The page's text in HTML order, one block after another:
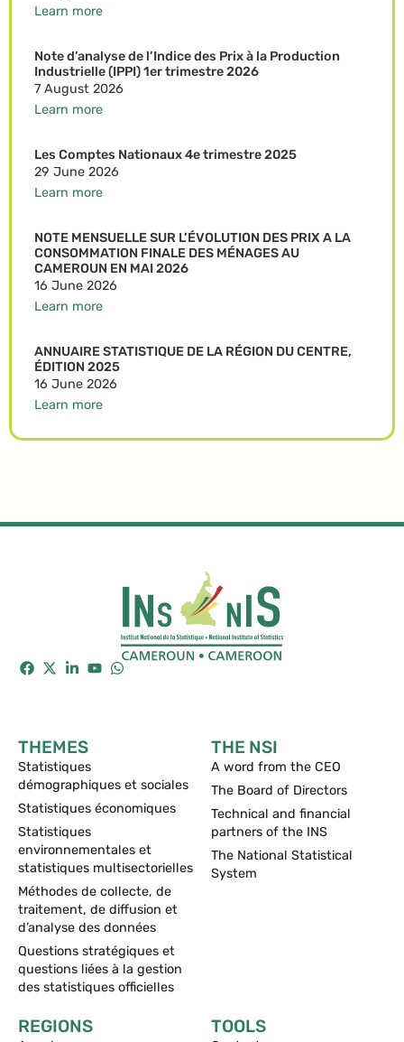
Learn more
Note d’analyse de l’Indice des Prix à la Production
Industrielle (IPPI) 1er trimestre 2026
7 August 2026
Learn more
Les Comptes Nationaux 4e trimestre 2025
29 June 2026
Learn more
NOTE MENSUELLE SUR L’ÉVOLUTION DES PRIX A LA
CONSOMMATION FINALE DES MÉNAGES AU
CAMEROUN EN MAI 2026
16 June 2026
Learn more
ANNUAIRE STATISTIQUE DE LA RÉGION DU CENTRE,
ÉDITION 2025
16 June 2026
Learn more
THEMES
Statistiques
démographiques et sociales
Statistiques économiques
Statistiques
environnementales et
statistiques multisectorielles
Méthodes de collecte, de
traitement, de diffusion et
d’analyse des données
Questions stratégiques et
questions liées à la gestion
des statistiques officielles
THE NSI
A word from the CEO
The Board of Directors
Technical and financial
partners of the INS
The National Statistical
System
REGIONS TOOLS